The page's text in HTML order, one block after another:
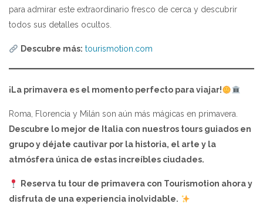
para admirar este extraordinario fresco de cerca y descubrir
todos sus detalles ocultos.
Descubre más: tourismotion.com
¡La primavera es el momento perfecto para viajar!
Roma, Florencia y Milán son aún más mágicas en primavera.
Descubre lo mejor de Italia con nuestros tours guiados en
grupo y déjate cautivar por la historia, el arte y la
atmósfera única de estas increíbles ciudades.
Reserva tu tour de primavera con Tourismotion ahora y
disfruta de una experiencia inolvidable.